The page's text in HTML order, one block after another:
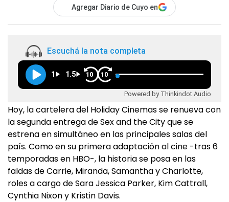
Agregar Diario de Cuyo en
Escuchá la nota completa
1 1.5 10 10
Powered by Thinkindot Audio
Hoy, la cartelera del Holiday Cinemas se renueva con
la segunda entrega de Sex and the City que se
estrena en simultáneo en las principales salas del
país. Como en su primera adaptación al cine -tras 6
temporadas en HBO-, la historia se posa en las
faldas de Carrie, Miranda, Samantha y Charlotte,
roles a cargo de Sara Jessica Parker, Kim Cattrall,
Cynthia Nixon y Kristin Davis.